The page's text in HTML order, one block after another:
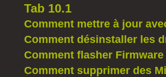
Tab 10.1
Comment mettre à jour
Comment désinstaller les
Comment flasher
Comment supprimer des